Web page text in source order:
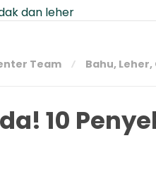
Team Bahu, Leher,
10